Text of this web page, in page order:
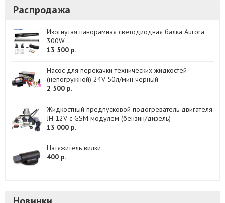
Распродажа
Изогнутая панорамная светодиодная балка Aurora
300W
13 500 р.
Насос для перекачки технических жидкостей
(непогружной) 24V 50л/мин черный
2 500 р.
Жидкостный предпусковой подогреватель двигателя
JH 12V с GSM модулем (бензин/дизель)
13 000 р.
Натяжитель вилки
400 р.